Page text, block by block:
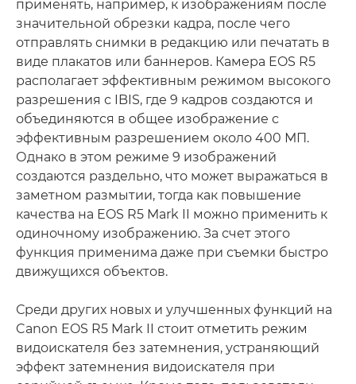
применять, например, к изображениям после
значительной обрезки кадра, после чего
отправлять снимки в редакцию или печатать в
виде плакатов или баннеров. Камера EOS R5
располагает эффективным режимом высокого
разрешения с IBIS, где 9 кадров создаются и
объединяются в общее изображение с
эффективным разрешением около 400 МП.
Однако в этом режиме 9 изображений
создаются раздельно, что может выражаться в
заметном размытии, тогда как повышение
качества на EOS R5 Mark II можно применить к
одиночному изображению. За счет этого
функция применима даже при съемки быстро
движущихся объектов.
Среди других новых и улучшенных функций на
Canon EOS R5 Mark II стоит отметить режим
видоискателя без затемнения, устраняющий
эффект затемнения видоискателя при